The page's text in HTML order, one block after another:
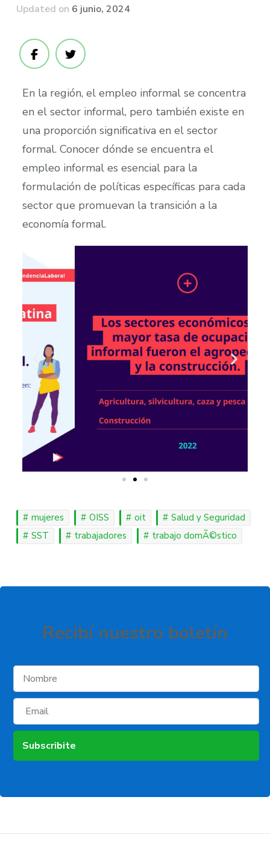
Updated on 6 junio, 2024
En la región, el empleo informal se concentra
en el sector informal, pero también existe en
una proporción significativa en el sector
formal. Conocer dónde se encuentra el
empleo informal es esencial para la
formulación de políticas específicas para cada
sector que promuevan la transición a la
economía formal.
mujeres OISS oit
Salud y Seguridad
SST
trabajadores trabajo domÃ©stico
Recibí­ nuestro boletí­n